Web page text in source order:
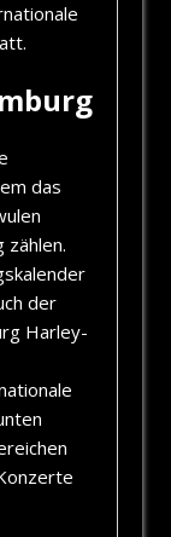
das
zählen.
der
Harley-